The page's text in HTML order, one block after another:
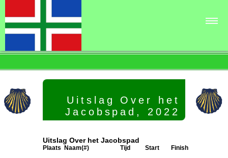
Parcours▾
Links en contact▾Uitslag Over het
Jacobspad, 2022
Uitslag Over het Jacobspad
Plaats Naam(#) Tijd Start Finish